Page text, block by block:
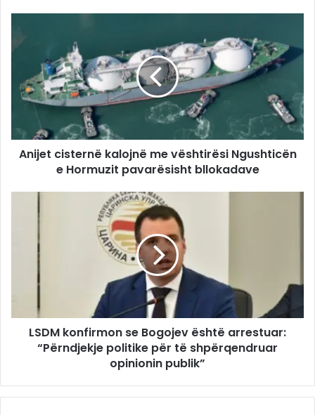
Anijet cisternë kalojnë me vështirësi Ngushticën
e Hormuzit pavarësisht bllokadave
LSDM konfirmon se Bogojev është arrestuar:
“Përndjekje politike për të shpërqendruar
opinionin publik”